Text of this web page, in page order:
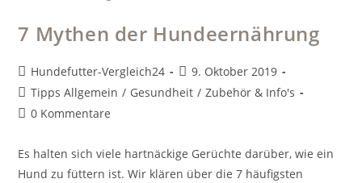
7 Mythen der Hundeernährung
Beitrags-
Autor:
Hundefutter-Vergleich24
Beitrag
veröffentlicht:
9. Oktober 2019
Beitrags-
Kategorie:
Tipps Allgemein / Gesundheit / Zubehör & Info's
Beitrags-
0 Kommentare
Es halten sich viele hartnäckige Gerüchte darüber, wie ein
Hund zu füttern ist. Wir klären über die 7 häufigsten